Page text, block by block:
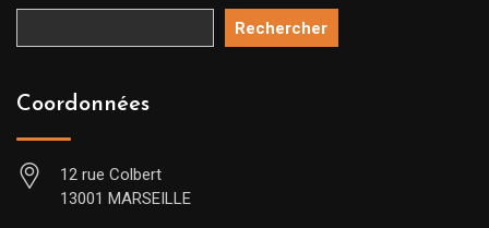
Rechercher
Coordonnées
12 rue Colbert
13001 MARSEILLE